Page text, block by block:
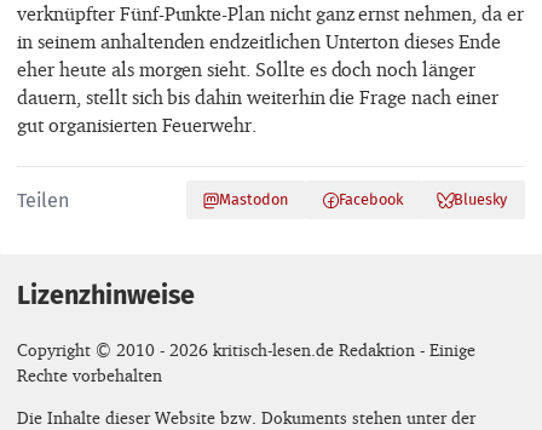
verknüpfter Fünf-Punkte-Plan nicht ganz ernst nehmen, da er
in seinem anhaltenden endzeitlichen Unterton dieses Ende
eher heute als morgen sieht. Sollte es doch noch länger
dauern, stellt sich bis dahin weiterhin die Frage nach einer
gut organisierten Feuerwehr.
Teilen Mastodon Facebook Bluesky
Lizenzhinweise
Copyright © 2010 - 2026 kritisch-lesen.de Redaktion - Einige
Rechte vorbehalten
Die Inhalte dieser Website bzw. Dokuments stehen unter der